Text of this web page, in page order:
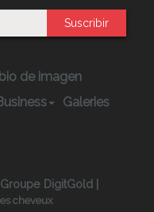
Suscribir
de imagen
Galeries
DigitGold |
cheveux